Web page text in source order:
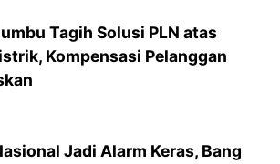
Tagih Solusi PLN atas
Kompensasi Pelanggan
Jadi Alarm Keras, Bang